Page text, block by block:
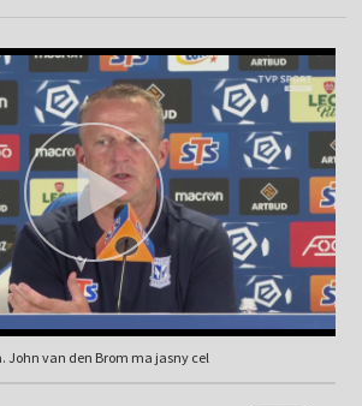
John van den Brom ma jasny cel